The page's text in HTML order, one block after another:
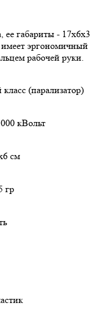
ее габариты - 17х6х3
эргономичный
рабочей руки.
класс (парализатор)
кВольт
см
гр